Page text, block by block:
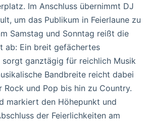
Im Anschluss übernimmt DJ
um das Publikum in Feierlaune zu
Samstag und Sonntag reißt die
ab: Ein breit gefächertes
sorgt ganztägig für reichlich Musik
Bandbreite reicht dabei
Rock und Pop bis hin zu Country.
markiert den Höhepunkt und
der Feierlichkeiten am